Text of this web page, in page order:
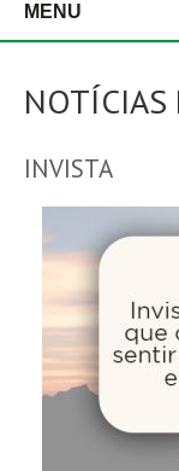
MENU
NOTÍCIAS
INVISTA